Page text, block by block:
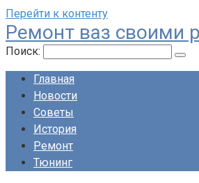
Перейти к контенту
Ремонт ваз своими
Поиск:
Главная
Новости
Советы
История
Ремонт
Тюнинг